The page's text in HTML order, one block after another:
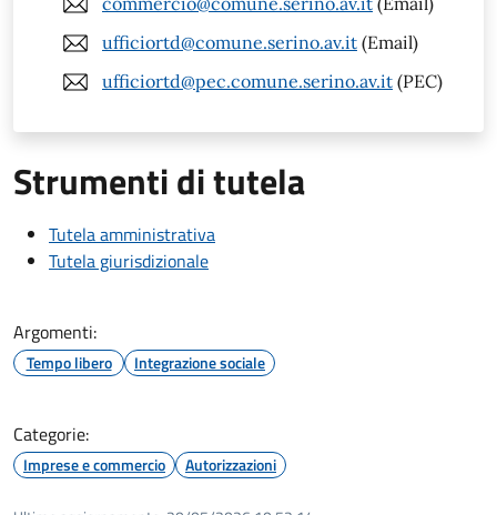
ufficiortd@comune.serino.av.it (Email)
ufficiortd@pec.comune.serino.av.it (PEC)
Strumenti di tutela
Tutela amministrativa
Tutela giurisdizionale
Argomenti:
Tempo libero Integrazione sociale
Categorie:
Imprese e commercio Autorizzazioni